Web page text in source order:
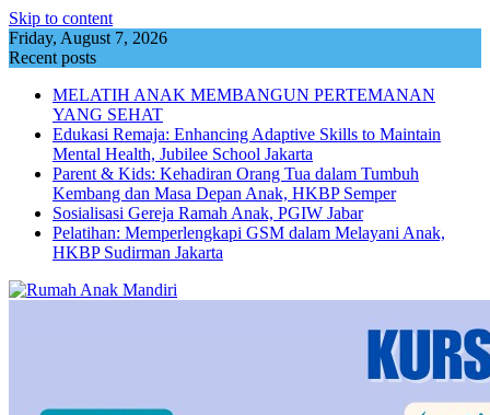
Skip to content
Friday, August 7, 2026
Recent posts
MELATIH ANAK MEMBANGUN PERTEMANAN
YANG SEHAT
Edukasi Remaja: Enhancing Adaptive Skills to Maintain
Mental Health, Jubilee School Jakarta
Parent & Kids: Kehadiran Orang Tua dalam Tumbuh
Kembang dan Masa Depan Anak, HKBP Semper
Sosialisasi Gereja Ramah Anak, PGIW Jabar
Pelatihan: Memperlengkapi GSM dalam Melayani Anak,
HKBP Sudirman Jakarta